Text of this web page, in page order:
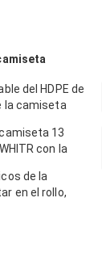
del HDPE de
la camiseta
13
con la
de la
en el rollo,